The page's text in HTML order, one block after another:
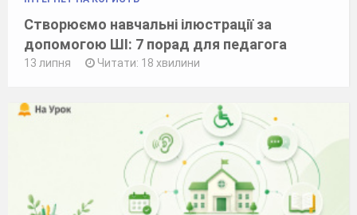
Створюємо навчальні ілюстрації за
допомогою ШІ: 7 порад для педагога
13 липня Читати: 18 хвилини